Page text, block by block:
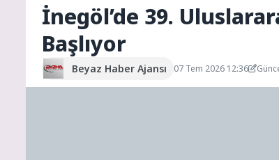
İnegöl’de 39.
Başlıyor
Beyaz Haber Ajansı 07 Tem 2026 12:36